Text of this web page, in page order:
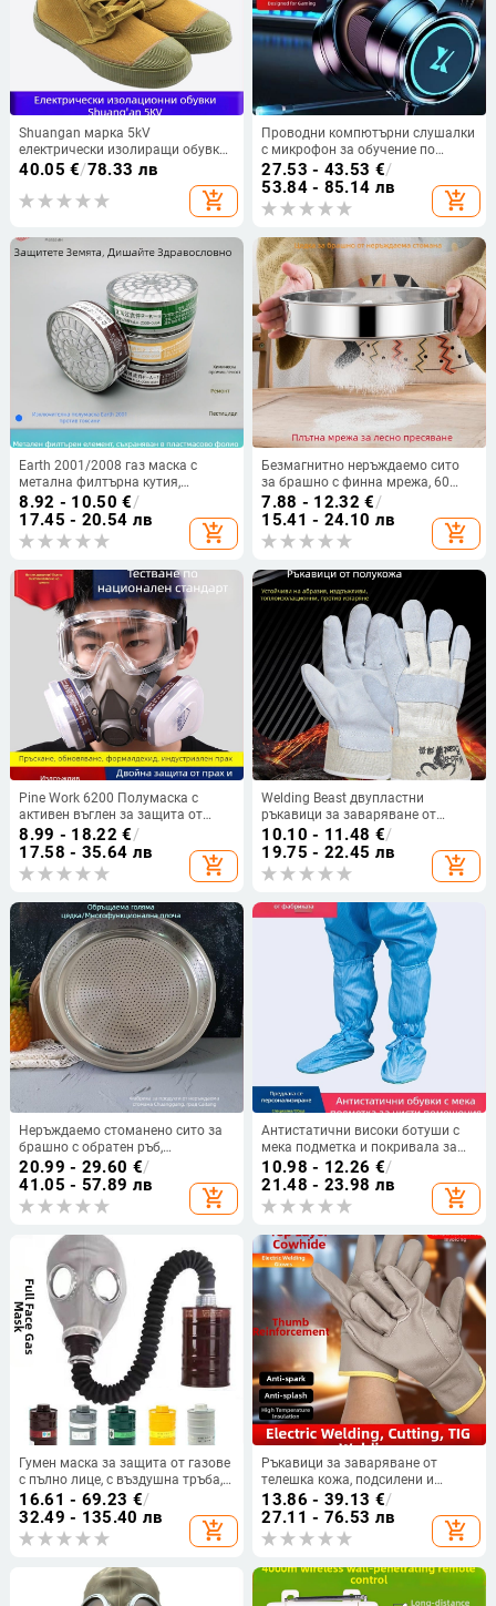
Shuangan марка 5kV
електрически изолиращи обувки,
дишащи и издръжливи, високи
електротехници
40.05 €/78.33 лв
add_shopping_cart
Проводни компютърни слушалки
с микрофон за обучение по
английски: слушане и говорене,
езиково усъвършенстване и
еспорт гейминг
27.53 - 43.53 €/
53.84 - 85.14 лв
add_shopping_cart
Earth 2001/2008 газ маска с
метална филтърна кутия,
индустриална полумаска за
защита
8.92 - 10.50 €/
17.45 - 20.54 лв
add_shopping_cart
Безмагнитно неръждаемо сито
за брашно с финна мрежа, 60
мрежи
7.88 - 12.32 €/
15.41 - 24.10 лв
add_shopping_cart
Pine Work 6200 Полумаска с
активен въглен за защита от
прах и вируси – индустриално
шлайфане и заваряване
8.99 - 18.22 €/
17.58 - 35.64 лв
add_shopping_cart
Welding Beast двупластни
ръкавици за заваряване от
телешка кожа, термоустойчиви,
износоустойчиви и
огнеустойчиви
10.10 - 11.48 €/
19.75 - 22.45 лв
add_shopping_cart
Неръждаемо стоманено сито за
брашно с обратен ръб,
многофункционално сито за
отцеждане и сушене, отделяне на
лекарствени суровини и
филтриране на зърно
20.99 - 29.60 €/
41.05 - 57.89 лв
add_shopping_cart
Антистатични високи ботуши с
мека подметка и покривала за
обувки за електростатично
облекло, синьо-бели райета, без
прах в работна среда.
10.98 - 12.26 €/
21.48 - 23.98 лв
add_shopping_cart
Гумен маска за защита от газове
с пълно лице, с въздушна тръба,
кожена лицева част и филтър за
формалдехид за боядисване с
пръскане и химически работи
16.61 - 69.23 €/
32.49 - 135.40 лв
add_shopping_cart
Ръкавици за заваряване от
телешка кожа, подсилени и
удебелени, износоустойчиви,
термоизолирани и защита от
изгаряния
13.86 - 39.13 €/
27.11 - 76.53 лв
add_shopping_cart